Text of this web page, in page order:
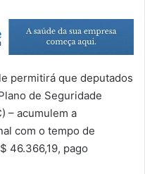
permitirá que deputados
de Seguridade
– acumulem a
com o tempo de
46.366,19, pago